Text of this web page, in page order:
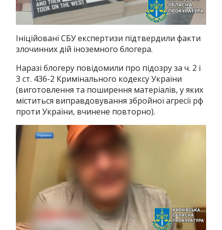
Ініційовані СБУ експертизи підтвердили факти
злочинних дій іноземного блогера.
Наразі блогеру повідомили про підозру за ч. 2 і
3 ст. 436-2 Кримінального кодексу України
(виготовлення та поширення матеріалів, у яких
міститься виправдовування збройної агресії рф
проти України, вчинене повторно).